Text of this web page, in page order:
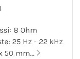
8 Ohm
25 Hz - 22 kHz
50 mm...